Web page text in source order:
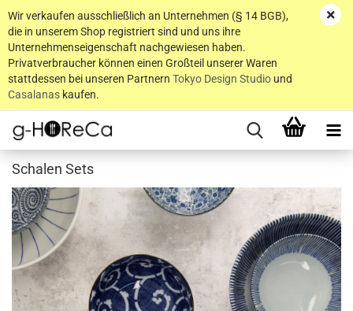
Wir verkaufen ausschließlich an Unternehmen (§ 14 BGB),
die in unserem Shop registriert sind und uns ihre
Unternehmenseigenschaft nachgewiesen haben.
Privatverbraucher können einen Großteil unserer Waren
stattdessen bei unseren Partnern Tokyo Design Studio und
Casalanas kaufen.
Schalen Sets